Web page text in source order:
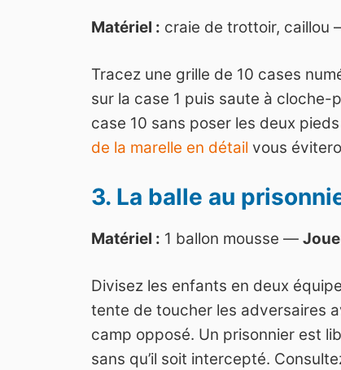
Matériel : craie de trottoir, caillou
Tracez une grille de 10 cases
sur la case 1 puis saute à cloche-
case 10 sans poser les deux
de la marelle en détail vous
3. La balle au
Matériel : 1 ballon mousse —
Divisez les enfants en deux
tente de toucher les adversaires
camp opposé. Un prisonnier est
sans qu’il soit intercepté.